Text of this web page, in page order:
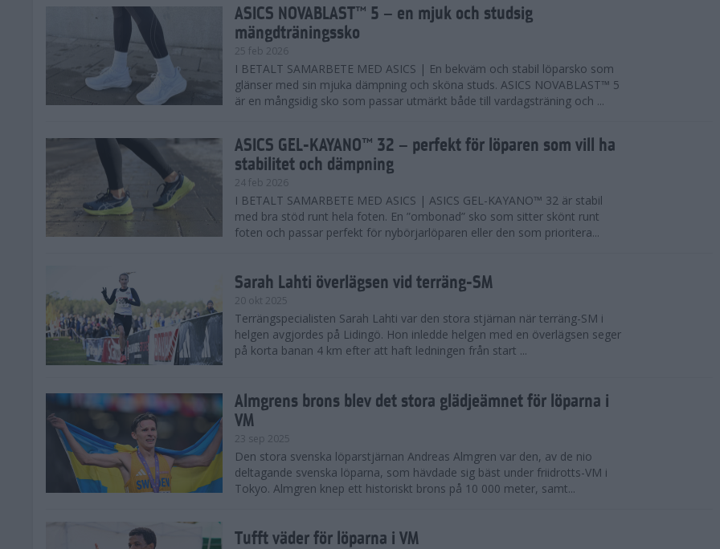
ASICS NOVABLAST™ 5 – en mjuk och studsig
mängdträningssko
25 feb 2026
I BETALT SAMARBETE MED ASICS | En bekväm och stabil löparsko som
glänser med sin mjuka dämpning och sköna studs. ASICS NOVABLAST™ 5
är en mångsidig sko som passar utmärkt både till vardagsträning och ...
ASICS GEL-KAYANO™ 32 – perfekt för löparen som vill ha
stabilitet och dämpning
24 feb 2026
I BETALT SAMARBETE MED ASICS | ASICS GEL-KAYANO™ 32 är stabil
med bra stöd runt hela foten. En ”ombonad” sko som sitter skönt runt
foten och passar perfekt för nybörjarlöparen eller den som prioritera...
Sarah Lahti överlägsen vid terräng-SM
20 okt 2025
Terrängspecialisten Sarah Lahti var den stora stjärnan när terräng-SM i
helgen avgjordes på Lidingö. Hon inledde helgen med en överlägsen seger
på korta banan 4 km efter att haft ledningen från start ...
Almgrens brons blev det stora glädjeämnet för löparna i
VM
23 sep 2025
Den stora svenska löparstjärnan Andreas Almgren var den, av de nio
deltagande svenska löparna, som hävdade sig bäst under friidrotts-VM i
Tokyo. Almgren knep ett historiskt brons på 10 000 meter, samt...
Tufft väder för löparna i VM